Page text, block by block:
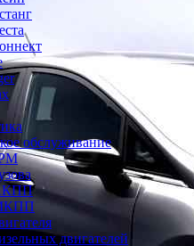
обслуживание
двигателей